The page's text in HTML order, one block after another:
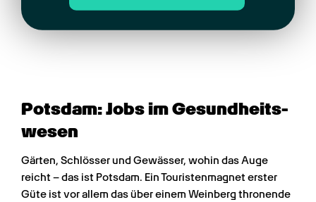
Potsdam: Jobs im Gesundheits­
wesen
Gärten, Schlösser und Gewässer, wohin das Auge
reicht – das ist Potsdam. Ein Touristenmagnet erster
Güte ist vor allem das über einem Weinberg thronende